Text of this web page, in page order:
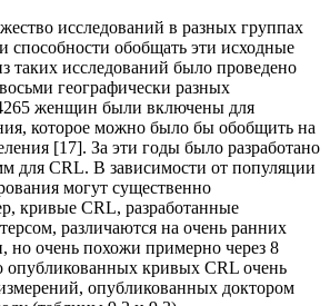
исследований в разных группах
способности обобщать эти исходные
исследований было проведено
географически разных
женщин были включены для
которое можно было бы обобщить на
[17]. За эти годы было разработано
для CRL. В зависимости от популяции
могут существенно
кривые CRL, разработанные
различаются на очень ранних
но очень похожи примерно через 8
опубликованных кривых CRL очень
опубликованных доктором